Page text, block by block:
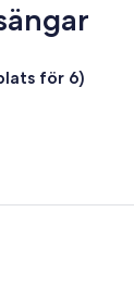
för 6)